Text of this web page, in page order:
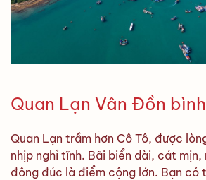
Quan Lạn Vân Đồn
Quan Lạn trầm hơn Cô Tô, được
nhịp nghỉ tĩnh. Bãi biển dài, cát
đông đúc là điểm cộng lớn. Bạn có